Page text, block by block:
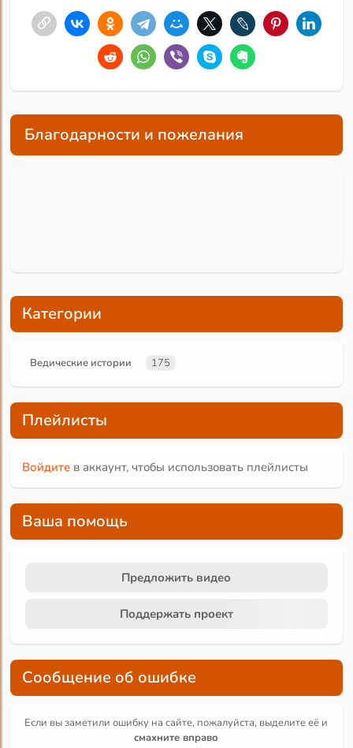
Благодарности и пожелания
Категории
Ведические истории 175
Плейлисты
Войдите в аккаунт, чтобы использовать плейлисты
Ваша помощь
Предложить видео
Поддержать проект
Сообщение об ошибке
Если вы заметили ошибку на сайте, пожалуйста, выделите её и
смахните вправо